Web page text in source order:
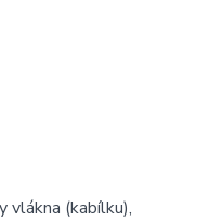
(kabílku),